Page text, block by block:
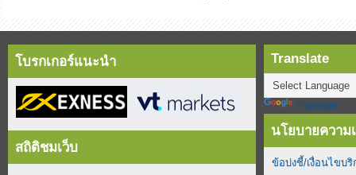
โบรกเกอร์แนะนำ
สถิติชมเว็บ
Translate
Translate
นโยบายความ
ข้อบ่งชี้/เงื่อนไขบริ